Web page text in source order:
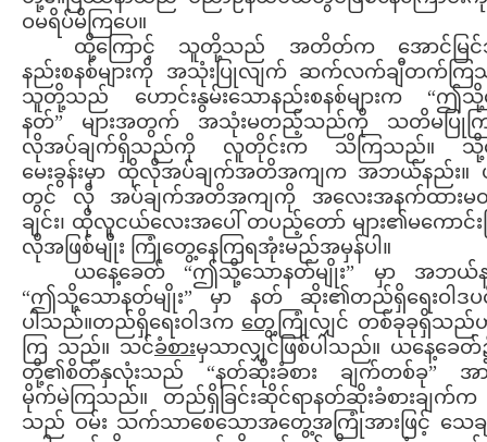
ဝမရိပ်မိကြပေ။
ထို့ကြောင့် သူတို့သည် အတိတ်က အောင်မြ
နည်းစနစ်များကို အသုံးပြုလျက် ဆက်လက်ချီတက်ကြ
သူတို့သည် ဟောင်းနွမ်းသောနည်းစနစ်များက “ဤသို့
နတ်” များအတွက် အသုံးမတည့်သည်ကို သတိမပြုကြ
လိုအပ်ချက်ရှိသည်ကို လူတိုင်းက သိကြသည်။ သို့
မေးခွန်းမှာ ထိုလိုအပ်ချက်အတိအကျက အဘယ်နည်း။
တွင် လို အပ်ချက်အတိအကျကို အလေးအနက်ထားမထ
ချင်း၊ ထိုလူငယ်လေးအပေါ် တပည့်တော် များ၏မကောင်း
လိုအဖြစ်မျိုး ကြုံတွေ့နေကြရအုံးမည်အမှန်ပါ။
ယနေ့ခေတ် “ဤသို့သောနတ်မျိုး” မှာ အဘယ်န
“ဤသို့သောနတ်မျိုး” မှာ နတ် ဆိုး၏တည်ရှိရေးဝါဒပင်
ပါသည်။တည်ရှိရေးဝါဒက တွေ့ကြုံလျှင် တစ်ခုခုရှိသ
ကြ သည်။ သင်ခံစားမှသာလျှင်ဖြစ်ပါသည်။ ယနေ့ခေ
တို့၏စိတ်နှလုံးသည် “နတ်ဆိုးခံစား ချက်တစ်ခု” အား
မိုက်မဲကြသည်။ တည်ရှိခြင်းဆိုင်ရာနတ်ဆိုးခံစားချက်
သည် ဝမ်း သက်သာစေသောအတွေ့အကြုံအားဖြင့် သေချ